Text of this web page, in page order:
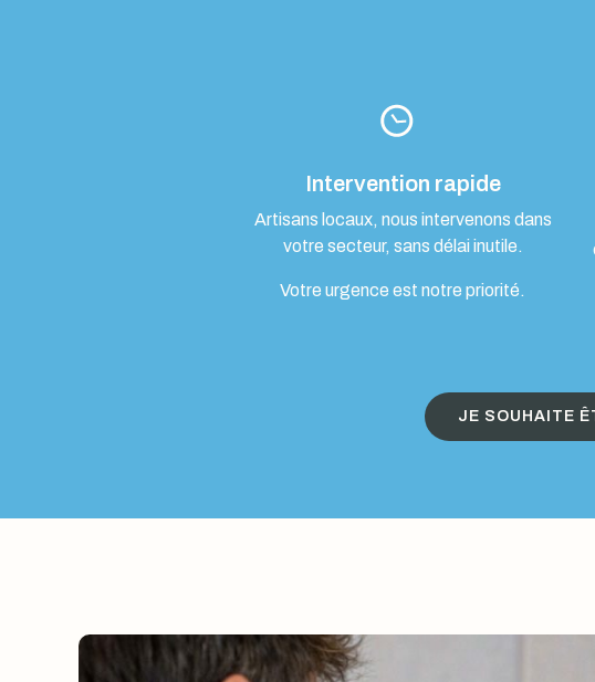
Intervention rapide
Artisans locaux, nous intervenons dans
votre secteur, sans délai inutile.
Votre urgence est notre priorité.
JE SOUHAITE